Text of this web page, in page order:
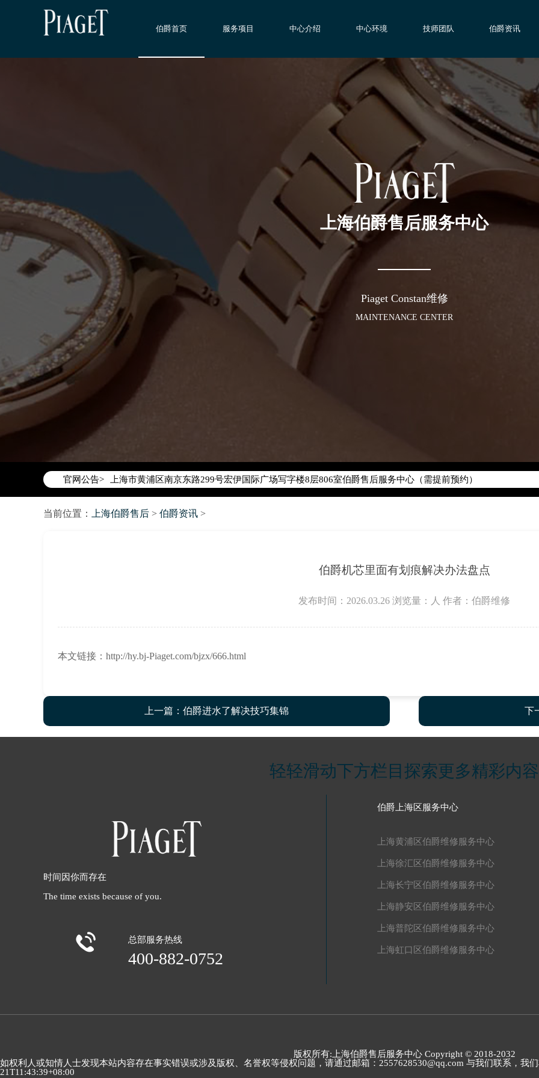
伯爵首页 服务项目 中心介绍 中心环境 技师团队 伯爵资讯
上海伯爵售后服务中心
Piaget Constan维修
MAINTENANCE CENTER
官网公告>
2026年6月上海市伯爵官方售后客户服务热线：400-882-0752
上海市黄浦区南京东路299号宏伊国际广场写字楼8层806室（需提前预约）
上海市黄浦区南京东路299号宏伊国际广场写字楼8层806室伯爵售后服务中心（需提前预约）
上海市徐汇区虹桥路3号港汇中心2座37层3705室伯爵售后服务中心（需提前预约）
节假日正常营业！
当前位置： 上海伯爵售后 > 伯爵资讯 >
伯爵机芯里面有划痕解决办法盘点
发布时间：2026.03.26 浏览量： 人 作者：伯爵维修
本文链接：http://hy.bj-Piaget.com/bjzx/666.html
上一篇： 伯爵进水了解决技巧集锦 下
轻轻滑动下方栏目探索更多精彩内容
时间因你而存在
The time exists because of you.
 总部服务热线
400-882-0752
伯爵上海区服务中心
上海黄浦区伯爵维修服务中心
上海徐汇区伯爵维修服务中心
上海长宁区伯爵维修服务中心
上海静安区伯爵维修服务中心
上海普陀区伯爵维修服务中心
上海虹口区伯爵维修服务中心
版权所有:上海伯爵售后服务中心 Copyright © 2018-2032
如权利人或知情人士发现本站内容存在事实错误或涉及版权、名誉权等侵权问题，请通过邮箱：2557628530@qq.com 与我们联系，我
21T11:43:39+08:00